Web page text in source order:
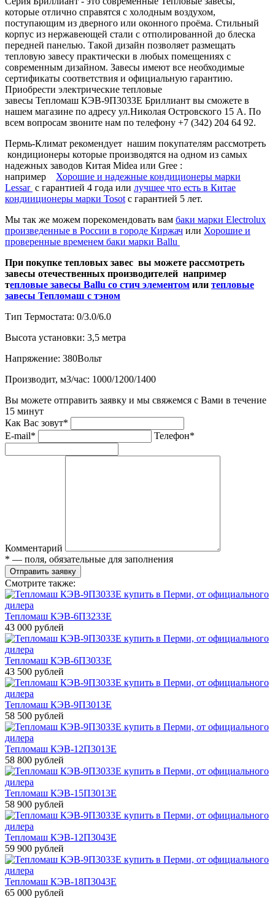
которые отлично справятся с холодным воздухом,
поступающим из дверного или оконного проёма. Стильный
корпус из нержавеющей стали с отполированной до блеска
передней панелью. Такой дизайн позволяет размещать
тепловую завесу практически в любых помещениях с
современным дизайном. Завесы имеют все необходимые
сертификаты соответствия и официальную гарантию.
Приобрести электрические тепловые
завесы Тепломаш КЭВ-9П3033Е Бриллиант вы сможете в
нашем магазине по адресу ул.Николая Островского 15 А. По
всем вопросам звоните нам по телефону +7 (342) 204 64 92.
Пермь-Климат рекомендует нашим покупателям рассмотреть
кондиционеры которые производятся на одном из самых
надежных заводов Китая Midea или Gree :
например Хорошие и надежные кондиционеры марки
Lessar c гарантией 4 года или лучшее что есть в Китае
кондииционеры марки Tosot с гарантией 5 лет.
Мы так же можем порекомендовать вам баки марки Electrolux
произведенные в России в городе Киржач или Хорошие и
проверенные временем баки марки Ballu
При покупке тепловых завес вы можете рассмотреть
завесы отечественных производителей например
тепловые завесы Ballu со стич элементом или тепловые
завесы Тепломаш с тэном
Тип Термостата: 0/3.0/6.0
Высота установки: 3,5 метра
Напряжение: 380Вольт
Производит, м3/час: 1000/1200/1400
Вы можете отправить заявку и мы свяжемся с Вами в течение
15 минут
Как Вас зовут*
E-mail*
Телефон*
Комментарий
* — поля, обязательные для заполнения
Отправить заявку
Смотрите также:
Тепломаш КЭВ-6П3233Е
43 000 рублей
Тепломаш КЭВ-6П3033Е
43 500 рублей
Тепломаш КЭВ-9П3013Е
58 500 рублей
Тепломаш КЭВ-12П3013Е
58 800 рублей
Тепломаш КЭВ-15П3013Е
58 900 рублей
Тепломаш КЭВ-12П3043Е
59 900 рублей
Тепломаш КЭВ-18П3043Е
65 000 рублей